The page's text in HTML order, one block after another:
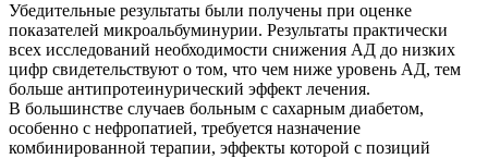
Убедительные результаты были получены при оценке
показателей микроальбуминурии. Результаты практически
всех исследований необходимости снижения АД до низких
цифр свидетельствуют о том, что чем ниже уровень АД, тем
больше антипротеинурический эффект лечения.
В большинстве случаев больным с сахарным диабетом,
особенно с нефропатией, требуется назначение
комбинированной терапии, эффекты которой с позиций